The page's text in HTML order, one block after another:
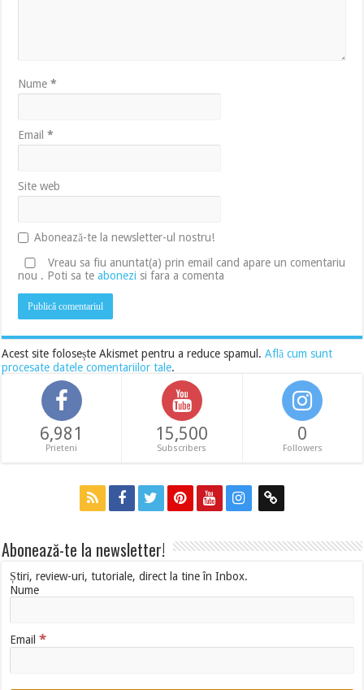
Nume*
Email*
Site web
Abonează-te la newsletter-ul nostru!
Vreau sa fiu anuntat(a) prin email cand apare un comentariu
nou . Poti sa teabonezi si fara a comenta
Acest site folosește Akismet pentru a reduce spamul.Află cum sunt
procesate datele comentariilor tale.
6,981
Prieteni
15,500
Subscribers
0
Followers
Abonează-te la newsletter!
Știri, review-uri, tutoriale, direct la tine în Inbox.
Nume
Email*